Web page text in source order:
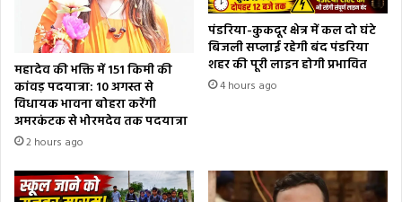
महादेव की भक्ति में 151 किमी की
कांवड़ पदयात्रा: 10 अगस्त से
विधायक भावना बोहरा करेंगी
अमरकंटक से भोरमदेव तक पदयात्रा
2 hours ago
पंडरिया-कुकदूर क्षेत्र में कल दो घंटे
बिजली सप्लाई रहेगी बंद पंडरिया
शहर की पूरी लाइन होगी प्रभावित
4 hours ago